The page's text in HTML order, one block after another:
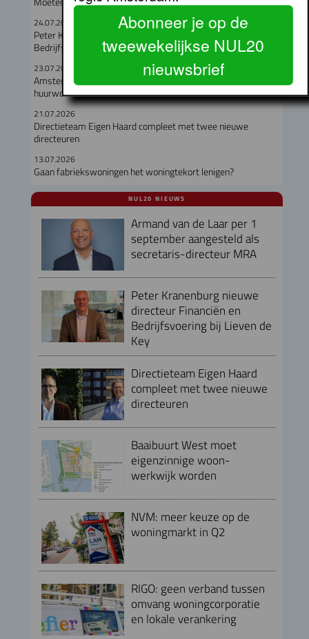
24.07.2026
Peter Kranenburg nieuwe directeur Financiën en
Bedrijfsvoering bij Lieven de Key
23.07.2026
Amsterdam verloor in een jaar meer dan duizend particuliere
huurwoningen
21.07.2026
Directieteam Eigen Haard compleet met twee nieuwe
directeuren
13.07.2026
Gaan fabriekswoningen het woningtekort lenigen?
NUL20 NIEUWS
Armand van de Laar per 1
september aangesteld als
secretaris-directeur MRA
Peter Kranenburg nieuwe
directeur Financiën en
Bedrijfsvoering bij Lieven de
Key
Directieteam Eigen Haard
compleet met twee nieuwe
directeuren
Baaibuurt West moet
eigenzinnige woon-
werkwijk worden
NVM: meer keuze op de
woningmarkt in Q2
RIGO: geen verband tussen
omvang woningcorporatie
en lokale verankering
Abonneer je op de
tweewekelijkse NUL20
nieuwsbrief